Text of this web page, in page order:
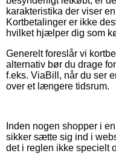
karakteristika der viser
Kortbetalinger er ikke
hvilket hjælper dig som
Generelt foreslår vi
alternativ bør du drage
f.eks. ViaBill, når du ser
over et længere tidsrum.
Inden nogen shopper i
sikker sætte sig ind i
det i reglen ikke specielt